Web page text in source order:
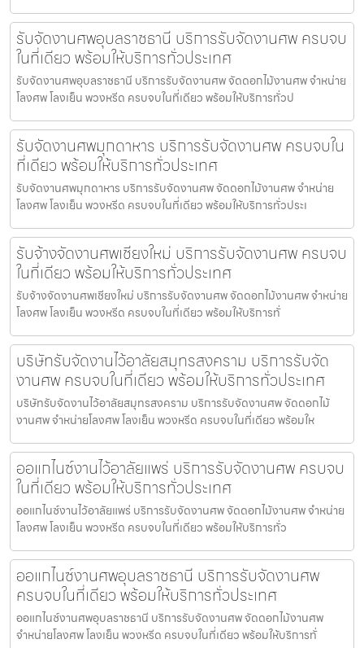
รับจัดงานศพอุบลราชธานี บริการรับจัดงานศพ ครบจบ
ในที่เดียว พร้อมให้บริการทั่วประเทศ
รับจัดงานศพอุบลราชธานี บริการรับจัดงานศพ จัดดอกไม้งานศพ จำหน่าย
โลงศพ โลงเย็น พวงหรีด ครบจบในที่เดียว พร้อมให้บริการทั่วป
รับจัดงานศพมุกดาหาร บริการรับจัดงานศพ ครบจบใน
ที่เดียว พร้อมให้บริการทั่วประเทศ
รับจัดงานศพมุกดาหาร บริการรับจัดงานศพ จัดดอกไม้งานศพ จำหน่าย
โลงศพ โลงเย็น พวงหรีด ครบจบในที่เดียว พร้อมให้บริการทั่วประเ
รับจ้างจัดงานศพเชียงใหม่ บริการรับจัดงานศพ ครบจบ
ในที่เดียว พร้อมให้บริการทั่วประเทศ
รับจ้างจัดงานศพเชียงใหม่ บริการรับจัดงานศพ จัดดอกไม้งานศพ จำหน่าย
โลงศพ โลงเย็น พวงหรีด ครบจบในที่เดียว พร้อมให้บริการทั่
บริษัทรับจัดงานไว้อาลัยสมุทรสงคราม บริการรับจัด
งานศพ ครบจบในที่เดียว พร้อมให้บริการทั่วประเทศ
บริษัทรับจัดงานไว้อาลัยสมุทรสงคราม บริการรับจัดงานศพ จัดดอกไม้
งานศพ จำหน่ายโลงศพ โลงเย็น พวงหรีด ครบจบในที่เดียว พร้อมให
ออแกไนซ์งานไว้อาลัยแพร่ บริการรับจัดงานศพ ครบจบ
ในที่เดียว พร้อมให้บริการทั่วประเทศ
ออแกไนซ์งานไว้อาลัยแพร่ บริการรับจัดงานศพ จัดดอกไม้งานศพ จำหน่าย
โลงศพ โลงเย็น พวงหรีด ครบจบในที่เดียว พร้อมให้บริการทั่ว
ออแกไนซ์งานศพอุบลราชธานี บริการรับจัดงานศพ
ครบจบในที่เดียว พร้อมให้บริการทั่วประเทศ
ออแกไนซ์งานศพอุบลราชธานี บริการรับจัดงานศพ จัดดอกไม้งานศพ
จำหน่ายโลงศพ โลงเย็น พวงหรีด ครบจบในที่เดียว พร้อมให้บริการทั่